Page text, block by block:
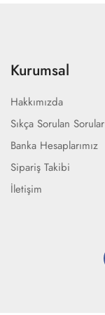
Kurumsal
Hakkımızda
Sıkça Sorulan Sorular
Banka Hesaplarımız
Sipariş Takibi
İletişim